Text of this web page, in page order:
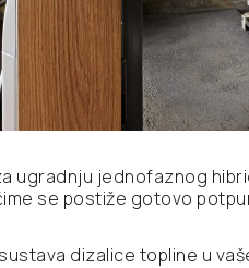
ugradnju jednofaznog
se postiže gotovo
dizalice topline u